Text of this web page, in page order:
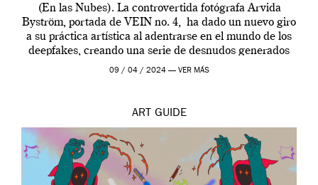
(En las Nubes). La controvertida fotógrafa Arvida
Byström, portada de VEIN no. 4, ha dado un nuevo giro
a su práctica artística al adentrarse en el mundo de los
deepfakes, creando una serie de desnudos generados
por […]
09 / 04 / 2024 — VER MÁS
ART GUIDE